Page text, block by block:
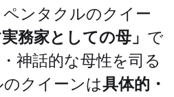
ンタクルのクイー
務家としての母」 で
神話的な母性を司る
クイーンは具体的・